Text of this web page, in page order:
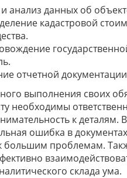
анализ данных об
кадастровой
отчетной
выполнения своих
необходимы
к деталям.
ошибка в
большим проблемам.
склада ума.